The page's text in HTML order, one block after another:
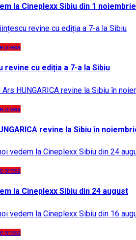
la Cineplexx Sibiu din 1 noiembrie
presa
revine cu ediția a 7-a la Sibiu
presa
revine la Sibiu în
presa
la Cineplexx Sibiu din 24 august
presa